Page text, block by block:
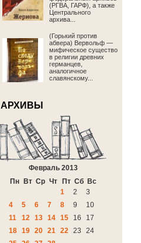
(РГВА, ГАРФ), а также
Центрального
архива...
(Горький против
абвера) Вервольф —
мифическое существо
в религии древних
германцев,
аналогичное
славянскому...
АРХИВЫ
Февраль 2013
Пн
Вт Ср Чт Пт Сб Вс
1
2
3
4
5 6 7 8 9
10
11
12 13 14 15 16
17
18 19 20 21 22 23
24